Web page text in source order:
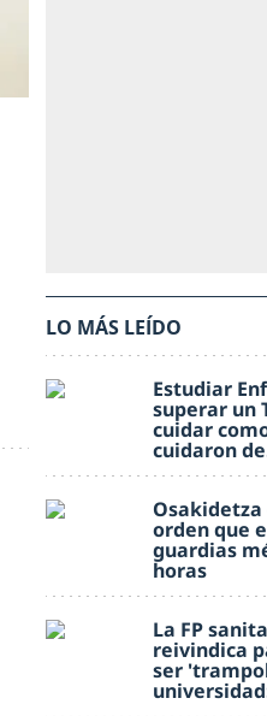
LO MÁS LEÍDO
Estudiar
superar un
cuidar
cuidaron
orden que
guardias
horas
La FP
reivindica
ser